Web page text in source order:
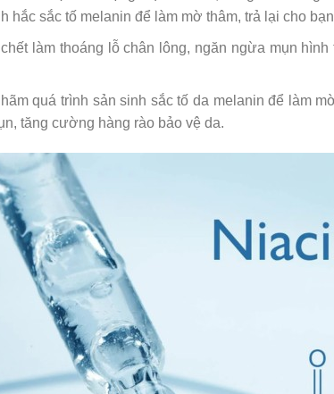
hắc sắc tố melanin để làm mờ thâm, trả lại cho
làm thoáng lỗ chân lông, ngăn ngừa mụn
quá trình sản sinh sắc tố da melanin để làm
tăng cường hàng rào bảo vệ da.